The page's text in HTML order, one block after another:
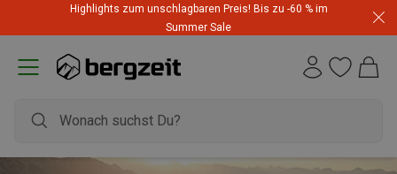
Highlights zum unschlagbaren Preis! Bis zu -60 % im
Summer Sale